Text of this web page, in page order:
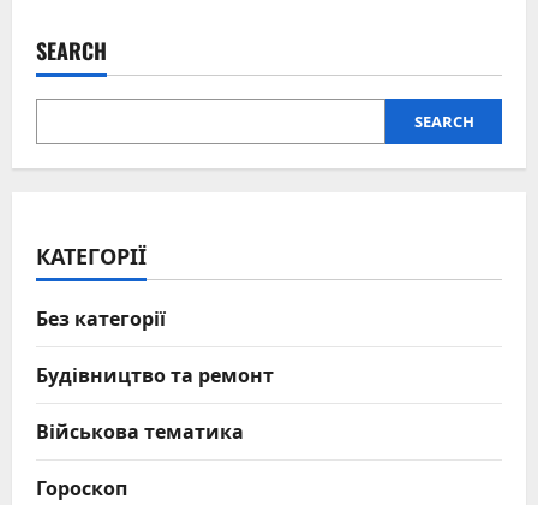
SEARCH
SEARCH
КАТЕГОРІЇ
Без категорії
Будівництво та ремонт
Військова тематика
Гороскоп